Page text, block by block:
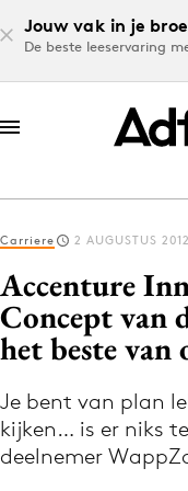
Jouw vak in je
De beste leeservaring
Log in
Volg het
Carriere 2 AUGUSTUS 2012
Accenture
Concept van
het beste
Je bent van plan
kijken… is er niks
deelnemer